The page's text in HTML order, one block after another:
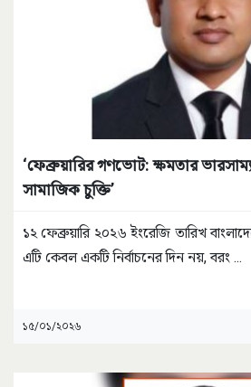
‘ফেব্রুয়ারির গণভোট: ক্ষমতার
সামাজিক চুক্তি’
​১২ ফেব্রুয়ারি ২০২৬ ইংরেজি তারিখ
এটি কেবল একটি নির্বাচনের দিন নয়, বরং ...
১৫/০১/২০২৬